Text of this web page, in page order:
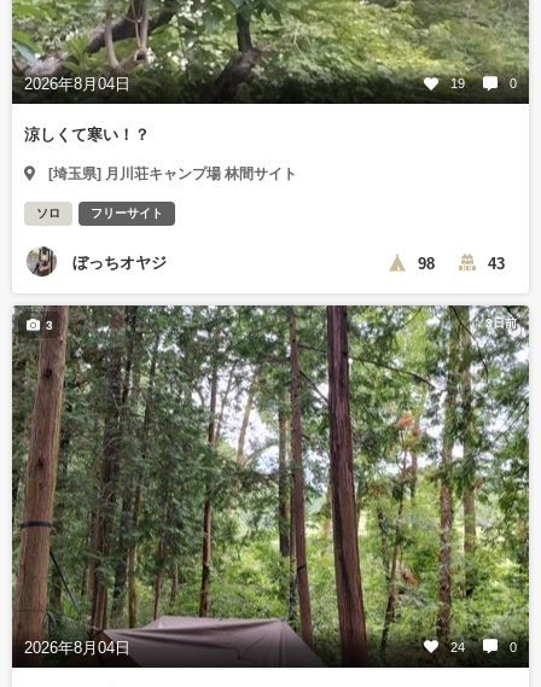
2026年8月04日 19 0
涼しくて寒い！？
[埼玉県] 月川荘キャンプ場 林間サイト
ソロ フリーサイト
ぼっちオヤジ 98 43
3日前
2026年8月04日 24 0
3